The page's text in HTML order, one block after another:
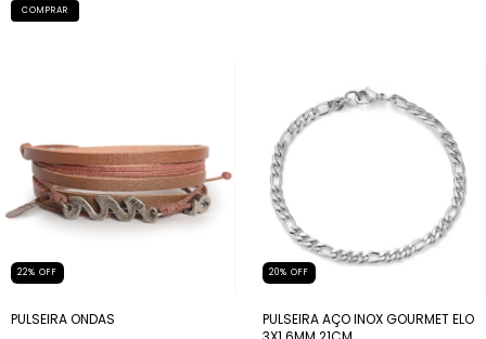
COMPRAR
22% OFF
PULSEIRA ONDAS
20% OFF
PULSEIRA AÇO INOX GOURMET ELO